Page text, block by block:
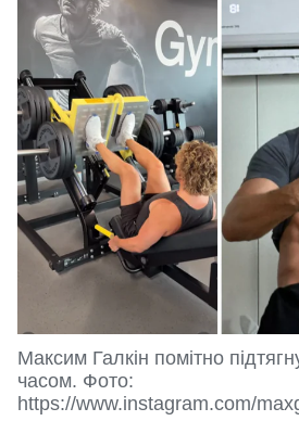
Максим Галкін помітно
часом. Фото:
https://www.instagram.com/